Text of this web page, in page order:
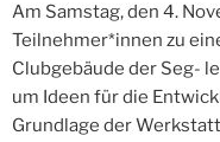
Am Samstag, den 4.
Teilnehmer*innen zu
Clubgebäude der Seg-
um Ideen für die
Grundlage der